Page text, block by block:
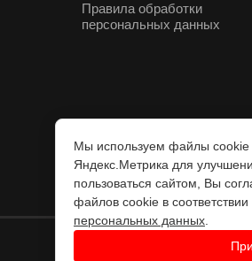
Правила обработки
персональных данных
Мы используем файлы cookie
Яндекс.Метрика для
пользоваться сайтом, Вы
файлов cookie в соответствии
персональных данных